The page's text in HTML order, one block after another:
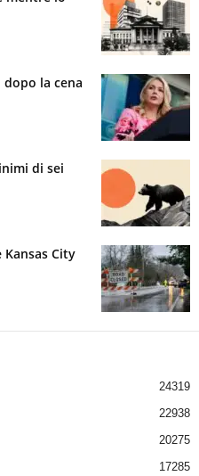
la cena
di sei
City
24319
22938
20275
17285